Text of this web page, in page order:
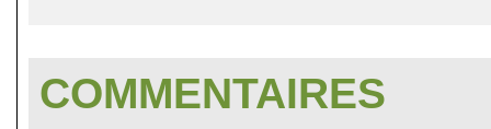
COMMENTAIRES